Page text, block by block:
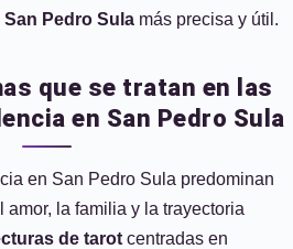
Pedro Sula más precisa y útil.
que se tratan en las
en San Pedro Sula
en San Pedro Sula predominan
la familia y la trayectoria
de tarot centradas en